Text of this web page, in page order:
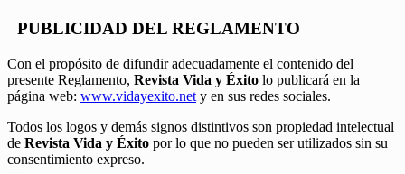
PUBLICIDAD DEL REGLAMENTO
Con el propósito de difundir adecuadamente el contenido del
presente Reglamento, Revista Vida y Éxito lo publicará en la
página web: www.vidayexito.net y en sus redes sociales.
Todos los logos y demás signos distintivos son propiedad intelectual
de Revista Vida y Éxito por lo que no pueden ser utilizados sin su
consentimiento expreso.